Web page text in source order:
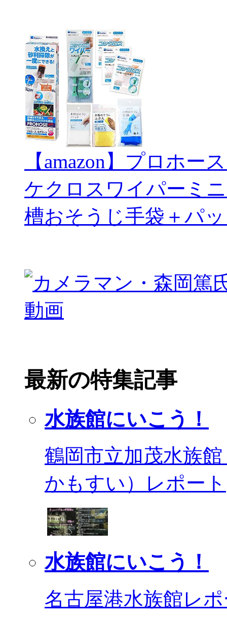
【amazon】プロホー
ケクロスワイパーミ
槽おそうじ手袋＋パ
最新の特集記事
水族館にいこう！
鶴岡市立加茂水族
かもすい）レポート
水族館にいこう！
名古屋港水族館レ